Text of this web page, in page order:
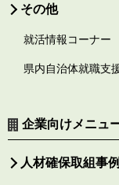
その他
就活情報コーナー
県内自治体就職支
企業向けメニュ
人材確保取組事